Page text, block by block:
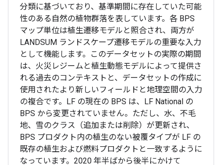
分類に基づいており、基準期間に存在していた可能
性のある自然の植物群落を表しています。各 BPS
マップ単位は植生遷移モデルと照合され、両方が
LANDSUM ランドスケープ遷移モデルの重要な入力
として機能します。このデータセットの実際の期間
は、火災レジームと植生動態モデルによって提供さ
れる過去のコンテキストと、データセットの作成に
使用されたより新しいフィールドと地理空間の入力
の複合です。LF の現在の BPS は、LF National の
BPS から変更されていません。ただし、水、不毛
地、雪のクラス（追加または削除）が更新され、
BPS プロダクト内の植生のない被覆タイプが LF の
既存の植生および燃料プロダクトと一致するように
なっています。2020 年半ばから後半にかけて